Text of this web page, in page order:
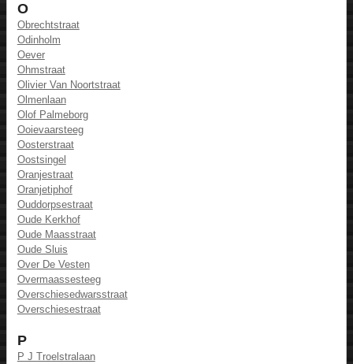
O
Obrechtstraat
Odinholm
Oever
Ohmstraat
Olivier Van Noortstraat
Olmenlaan
Olof Palmeborg
Ooievaarsteeg
Oosterstraat
Oostsingel
Oranjestraat
Oranjetiphof
Ouddorpsestraat
Oude Kerkhof
Oude Maasstraat
Oude Sluis
Over De Vesten
Overmaassesteeg
Overschiesedwarsstraat
Overschiesestraat
P
P J Troelstralaan